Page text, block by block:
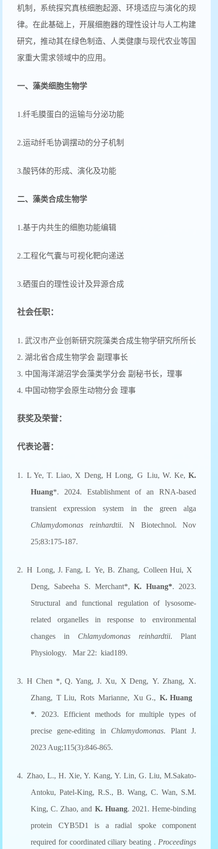
机制，系统探究真核细胞起源、环境适应与演化的规
律。在此基础上，开展细胞器的理性设计与人工构建
研究，推动其在绿色制造、人类健康与现代农业等国
家重大需求领域中的应用。
一、藻类细胞生物学
1.纤毛膜蛋白的运输与分泌功能
2.运动纤毛协调摆动的分子机制
3.酸钙体的形成、演化及功能
二、藻类合成生物学
1.基于内共生的细胞功能编辑
2.工程化气囊与可视化靶向递送
3.硒蛋白的理性设计及异源合成
社会任职：
1. 武汉市产业创新研究院藻类合成生物学研究所所长
2. 湖北省合成生物学会 副理事长
3. 中国海洋湖沼学会藻类学分会 副秘书长，理事
4. 中国动物学会原生动物分会 理事
获奖及荣誉：
代表论著：
1. LYe,T.Liao,X Deng, H Long, G Liu, W. Ke,K.
Huang*. 2024. Establishment of an RNA-based
transient expression system in the green alga
Chlamydomonas reinhardtii. N Biotechnol. Nov
25;83:175-187.
2. H Long, J.Fang,L Ye, B. Zhang, Colleen Hui,X
Deng, Sabeeha S. Merchant*,K. Huang*. 2023.
Structural and functional regulation of lysosome-
related organelles in response to environmental
changes in Chlamydomonas reinhardtii. Plant
Physiology. Mar 22: kiad189.
3. H Chen *,Q. Yang, J. Xu, X Deng, Y. Zhang, X.
Zhang, T Liu, Rots Marianne, Xu G., K. Huang
*. 2023. Efficient methods for multiple types of
precise gene-editing in Chlamydomonas. Plant J.
2023 Aug;115(3):846-865.
4. Zhao, L., H. Xie, Y. Kang, Y. Lin, G. Liu, M.Sakato-
Antoku, Patel-King, R.S., B. Wang, C. Wan, S.M.
King, C. Zhao, and K. Huang. 2021. Heme-binding
protein CYB5D1 is a radial spoke component
required for coordinated ciliary beating . Proceedings